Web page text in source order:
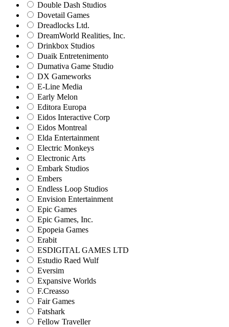
Double Dash Studios
Dovetail Games
Dreadlocks Ltd.
DreamWorld Realities, Inc.
Drinkbox Studios
Duaik Entretenimento
Dumativa Game Studio
DX Gameworks
E-Line Media
Early Melon
Editora Europa
Eidos Interactive Corp
Eidos Montreal
Elda Entertainment
Electric Monkeys
Electronic Arts
Embark Studios
Embers
Endless Loop Studios
Envision Entertainment
Epic Games
Epic Games, Inc.
Epopeia Games
Erabit
ESDIGITAL GAMES LTD
Estudio Raed Wulf
Eversim
Expansive Worlds
F.Creasso
Fair Games
Fatshark
Fellow Traveller